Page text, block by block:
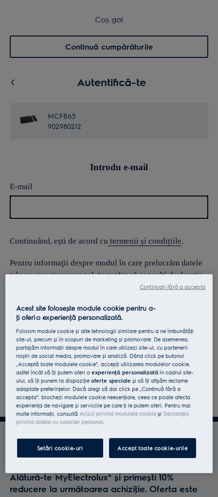
Menu 0
Coș de cumpărături
Coș gol
Continuă cumpărăturile
Autentifică-te
MCFB63
902980212
Introdu e-mail
E-mail
Continuând, ești de acord cu termenii și condițiile.
Pentru informaţii despre modul în care prelucrăm datele
tale cu caracter personal, te rugăm să consulţi declaraţia
Profită la maxim de
Electrolux
Alătură-te MyElectrolux* și primești 10%
reducere la următoarea achiziţie. Oferta este
Acest site folosește module cookie pentru a-
ţi oferi o experienţă personalizată.
Folosim module cookie și alte tehnologii similare pentru a ne îmbunătăţi
site-ul, precum și în scopuri de marketing și promovare. De asemenea,
partajăm informaţii despre modul în care utilizezi site-ul, cu partenerii
noștri de social media, promovare și analiză. Dând click pe butonul
„Acceptă toate modulele cookie”, accepţi utilizarea modulelor cookie,
astfel încât să îţi putem oferi oexperienţă personalizată în cadrul site-
ului, să îţi punem la dispoziţieoferte speciale și să îţi afișăm reclame
adaptate preferinţelor. Dacă alegi să dai click pe „Continuă fără a
accepta”, blochezi modulele cookie neesenţiale, ceea ce poate afecta
experienţa de navigare și serviciile pe care ţi le putem oferi. Pentru mai
multe informaţii, consultă Avizul privind modulele cookieși Declaraţia
privind datele cu caracter personal.
Setări cookie-uri Accept toate cookie-urile
Continuați fără a accepta